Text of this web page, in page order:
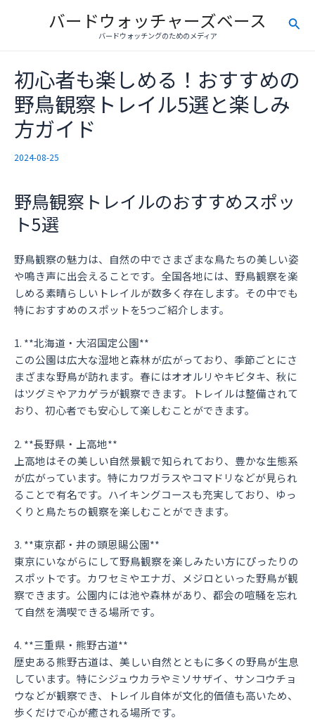
バードウォッチャーズベース
バードウォッチングのためのメディア
検
初心者も楽しめる！おすすめの
野鳥観察トレイル5選と楽しみ
方ガイド
2024-08-25
野鳥観察トレイルのおすすめスポッ
ト5選
野鳥観察の魅力は、自然の中でさまざまな鳥たちの美しい姿
や鳴き声に出会えることです。全国各地には、野鳥観察を楽
しめる素晴らしいトレイルが数多く存在します。その中でも
特におすすめのスポットを5つご紹介します。
1. **北海道・大沼国定公園**
この公園は広大な湿地と森林が広がっており、季節ごとにさ
まざまな野鳥が訪れます。春にはオオルリやキビタキ、秋に
はツグミやアカゲラが観察できます。トレイルは整備されて
おり、初心者でも安心して楽しむことができます。
2. **長野県・上高地**
上高地はその美しい自然景観で知られており、豊かな生態系
が広がっています。特にカワガラスやコマドリなどが見られ
ることで有名です。ハイキングコースも充実しており、ゆっ
くりと鳥たちの観察を楽しむことができます。
3. **東京都・井の頭恩賜公園**
東京にいながらにして野鳥観察を楽しみたい方にぴったりの
スポットです。カワセミやエナガ、メジロといった野鳥が観
察できます。公園内には池や森林があり、都会の喧騒を忘れ
て自然を満喫できる場所です。
4. **三重県・熊野古道**
歴史ある熊野古道は、美しい自然とともに多くの野鳥が生息
しています。特にシジュウカラやミソサザイ、サンコウチョ
ウなどが観察でき、トレイル自体が文化的価値も高いため、
歩くだけで心が癒される場所です。